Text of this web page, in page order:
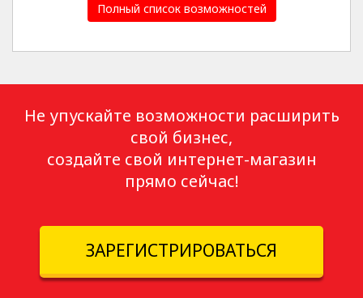
Полный список возможностей
Не упускайте возможности расширить
свой бизнес,
создайте свой интернет-магазин
прямо сейчас!
ЗАРЕГИСТРИРОВАТЬСЯ